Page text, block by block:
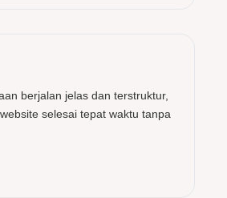
berjalan jelas dan terstruktur,
selesai tepat waktu tanpa